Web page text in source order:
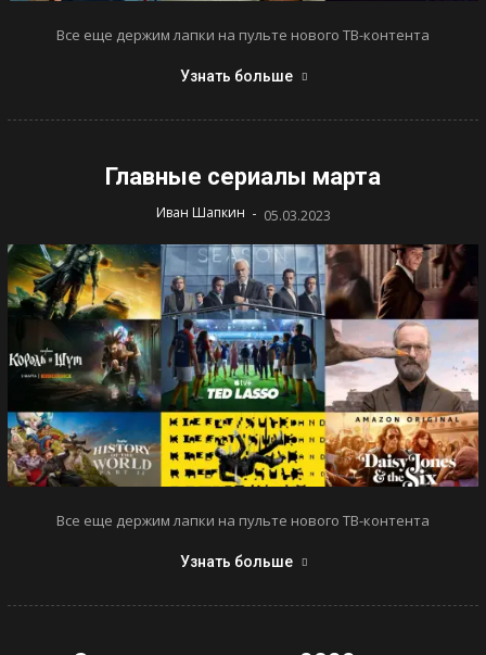
Все еще держим лапки на пульте нового ТВ-контента
Узнать больше
Главные сериалы марта
Иван Шапкин - 05.03.2023
Все еще держим лапки на пульте нового ТВ-контента
Узнать больше